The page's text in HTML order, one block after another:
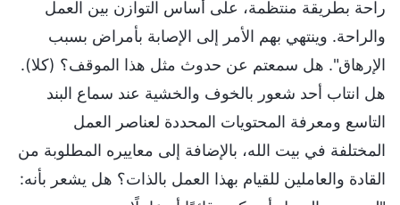
راحة بطريقة منتظمة، على أساس التوازن بين العمل
والراحة. وينتهي بهم الأمر إلى الإصابة بأمراض بسبب
الإرهاق". هل سمعتم عن حدوث مثل هذا الموقف؟ (كلا).
هل انتاب أحد شعور بالخوف والخشية عند سماع البند
التاسع ومعرفة المحتويات المحددة لعناصر العمل
المختلفة في بيت الله، بالإضافة إلى معاييره المطلوبة من
القادة والعاملين للقيام بهذا العمل بالذات؟ هل يشعر بأنه: